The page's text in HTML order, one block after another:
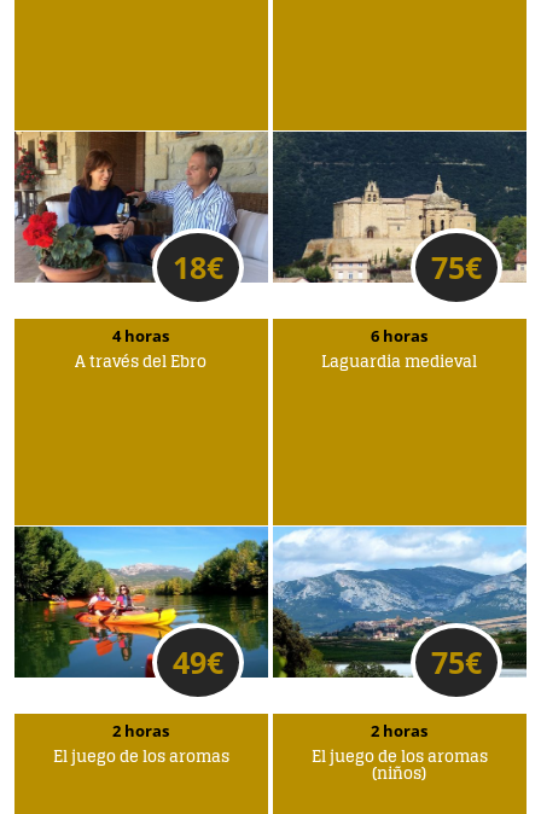
18€ 75€
4 horas
A través del Ebro
49€
6 horas
Laguardia medieval
75€
2 horas
El juego de los aromas
2 horas
El juego de los aromas
(niños)